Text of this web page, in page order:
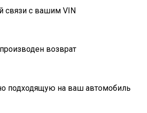
связи с вашим VIN
возврат
подходящую на ваш автомобиль